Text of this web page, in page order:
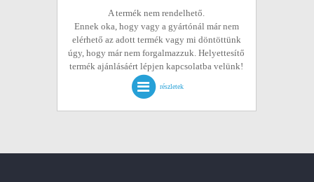
A termék nem rendelhető.
Ennek oka, hogy vagy a gyártónál már nem
elérhető az adott termék vagy mi döntöttünk
úgy, hogy már nem forgalmazzuk. Helyettesítő
termék ajánlásáért lépjen kapcsolatba velünk!
részletek